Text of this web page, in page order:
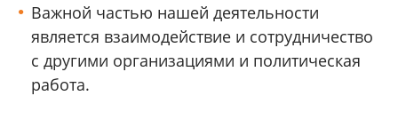
Важной частью нашей деятельности
является взаимодействие и сотрудничество
с другими организациями и политическая
работа.